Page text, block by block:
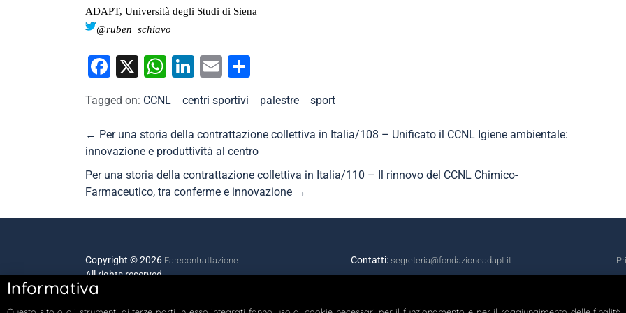
ADAPT, Università degli Studi di Siena
@ruben_schiavo
Facebook
X WhatsApp
LinkedIn
Email
Tagged on: CCNL centri sportivi palestre sport
← Per una storia della contrattazione collettiva in Italia/108 – Unificato il CCNL Igiene ambientale:
innovazione e produttività al centro
Per una storia della contrattazione collettiva in Italia/110 – Il rinnovo del CCNL Chimico-
Farmaceutico, tra conferme e innovazione →
Copyright © 2026 Farecontrattazione
All rights reserved.
Contatti: segreteria@fondazioneadapt.it
Informativa